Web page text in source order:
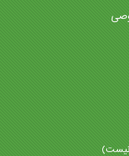
نیست)